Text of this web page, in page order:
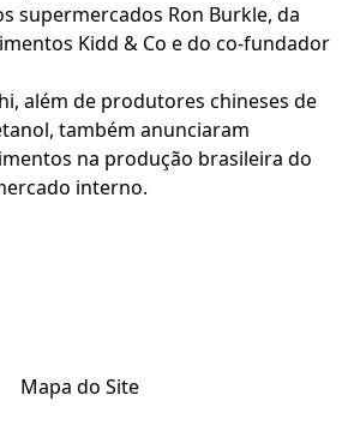
supermercados Ron Burkle, da
Kidd & Co e do co-fundador
além de produtores chineses de
também anunciaram
na produção brasileira do
interno.
Mapa do Site